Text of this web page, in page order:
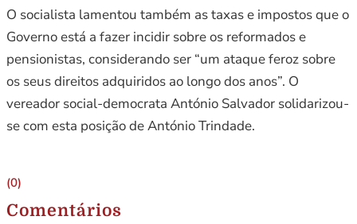
O socialista lamentou também as taxas e impostos que o
Governo está a fazer incidir sobre os reformados e
pensionistas, considerando ser “um ataque feroz sobre
os seus direitos adquiridos ao longo dos anos”. O
vereador social-democrata António Salvador solidarizou-
se com esta posição de António Trindade.
(0)
Comentários